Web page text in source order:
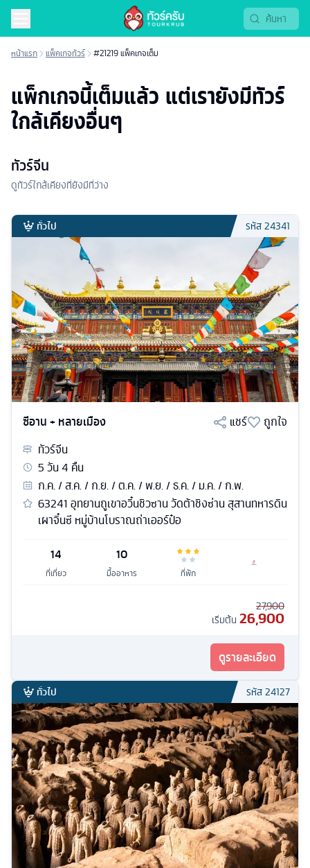
หน้าแรก แพ็คเกจทัวร์ #21219 แพ็คเกจเต็ม
แพ็กเกจนี้เต็มแล้ว แต่เรายังมีทัวร์
ใกล้เคียงอื่นๆ
ทัวร์จีน
ดูทัวร์ใกล้เคียงที่ยังมีที่ว่าง
ทั่วไป รหัส24341
ซีอาน + หลายเมือง แชร์
ถูกใจ
ทัวร์จีน
5วัน4 คืน
ก.ค. / ส.ค. / ก.ย. / ต.ค. / พ.ย. / ธ.ค. / ม.ค. / ก.พ.
63241 อุทยานถูเขาอวิ๋นชิวซาน วัดต้าชิงซ่าน สุสานทหารดิน
เผาจิ๋นซี หมู่บ้านโบราณถ่าเออร์ป๋อ
14
ที่เที่ยว
10
มื้ออาหาร ที่พัก
27,900
เริ่มต้น 26,900
ดูรายละเอียด
ทั่วไป รหัส24127